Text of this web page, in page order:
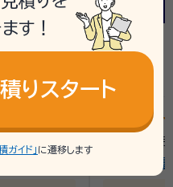
コミを見る
star
2026年3月
LIFE行政
す！
りスタート
ガイド」 に遷移します